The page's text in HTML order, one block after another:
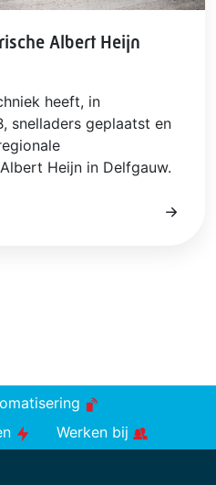
Albert Heijn
heeft, in
snelladers geplaatst en
Heijn in Delfgauw.
Werken bij